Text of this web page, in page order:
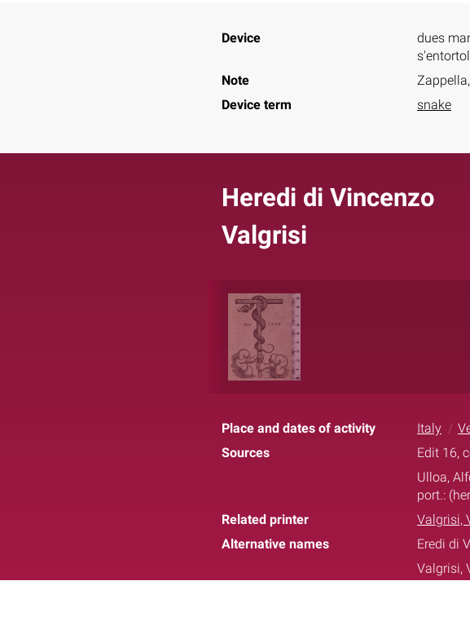
Device
dues
Note
Device term
snake
Heredi di Vincenzo
Valgrisi
Place and dates of activity Italy
Sources
Edit 16,
Ulloa,
port.:
Related printer
Valgrisi,
Alternative names
Eredi di
Valgrisi,